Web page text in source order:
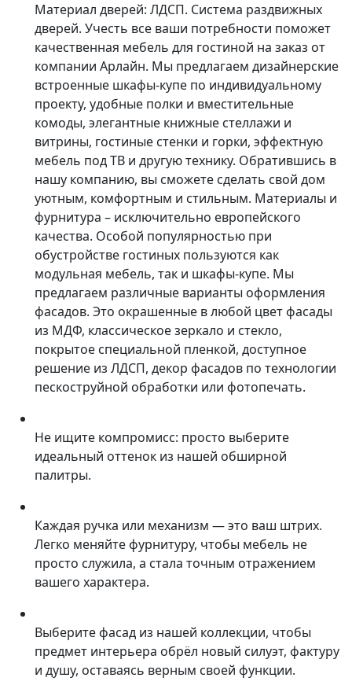
Материал дверей: ЛДСП. Система раздвижных
дверей. Учесть все ваши потребности поможет
качественная мебель для гостиной на заказ от
компании Арлайн. Мы предлагаем дизайнерские
встроенные шкафы-купе по индивидуальному
проекту, удобные полки и вместительные
комоды, элегантные книжные стеллажи и
витрины, гостиные стенки и горки, эффектную
мебель под ТВ и другую технику. Обратившись в
нашу компанию, вы сможете сделать свой дом
уютным, комфортным и стильным. Материалы и
фурнитура – исключительно европейского
качества. Особой популярностью при
обустройстве гостиных пользуются как
модульная мебель, так и шкафы-купе. Мы
предлагаем различные варианты оформления
фасадов. Это окрашенные в любой цвет фасады
из МДФ, классическое зеркало и стекло,
покрытое специальной пленкой, доступное
решение из ЛДСП, декор фасадов по технологии
пескоструйной обработки или фотопечать.
Не ищите компромисс: просто выберите
идеальный оттенок из нашей обширной
палитры.
Каждая ручка или механизм — это ваш штрих.
Легко меняйте фурнитуру, чтобы мебель не
просто служила, а стала точным отражением
вашего характера.
Выберите фасад из нашей коллекции, чтобы
предмет интерьера обрёл новый силуэт, фактуру
и душу, оставаясь верным своей функции.